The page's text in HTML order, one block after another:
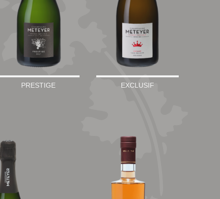
PRESTIGE EXCLUSIF